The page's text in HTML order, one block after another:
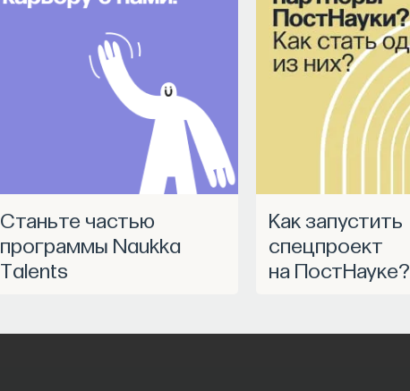
Станьте частью
программы Naukka
Talents
Как запустить
спецпроект
на ПостНауке?